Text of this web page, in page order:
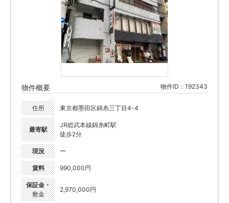
物件概要 物件ID：192343
住所 東京都墨田区錦糸三丁目4-4
最寄駅
JR総武本線錦糸町駅
徒歩2分
現況 ー
賃料 990,000円
保証金・
敷金
2,970,000円